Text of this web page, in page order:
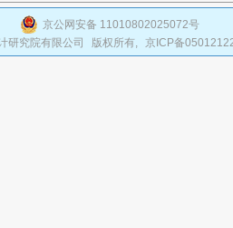
京公网安备 11010802025072号
研究院有限公司 版权所有, 京ICP备